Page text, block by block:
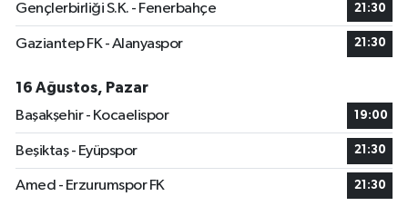
Gençlerbirliği S.K. - Fenerbahçe 21:30
Gaziantep FK - Alanyaspor 21:30
16 Ağustos, Pazar
Başakşehir - Kocaelispor
19:00
Beşiktaş - Eyüpspor 21:30
Amed - Erzurumspor FK 21:30